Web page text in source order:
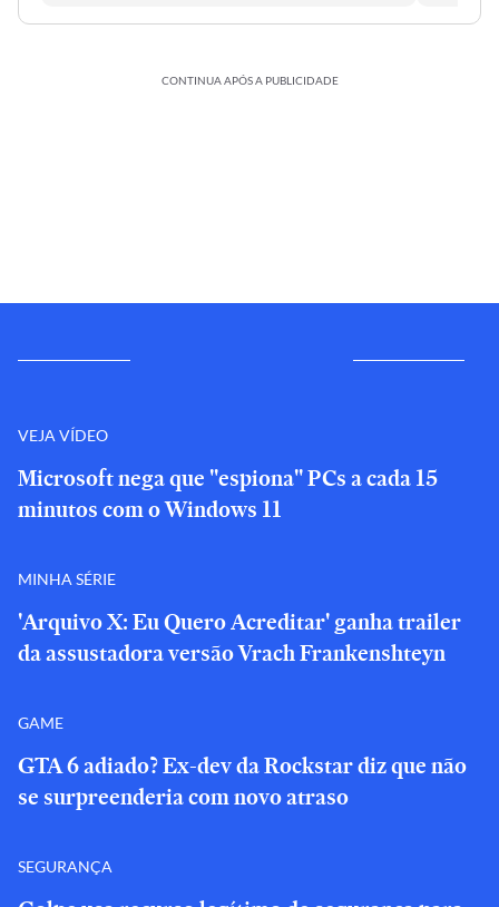
CONTINUA APÓS A PUBLICIDADE
VEJA VÍDEO
Microsoft nega que "espiona" PCs a cada 15
minutos com o Windows 11
MINHA SÉRIE
'Arquivo X: Eu Quero Acreditar' ganha trailer
da assustadora versão Vrach Frankenshteyn
GAME
GTA 6 adiado? Ex-dev da Rockstar diz que não
se surpreenderia com novo atraso
SEGURANÇA